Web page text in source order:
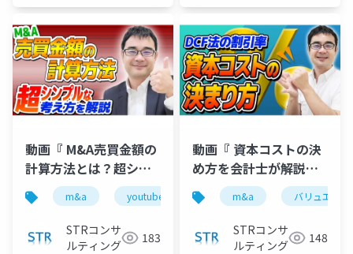
動画『 M&A売買金額の
計算方法とは？超シン
プルな「正解」を公認
会計士が解説 』で投影
した資料
m&a youtube バリュエーション 企業価
STRコンサ
ルティング
183
動画『 資本コストの決
め方を会計士が解説！
DCF法には●●が足り
ない！ 』で投影した資
m&a バリュエー
STRコンサ
ルティング
148